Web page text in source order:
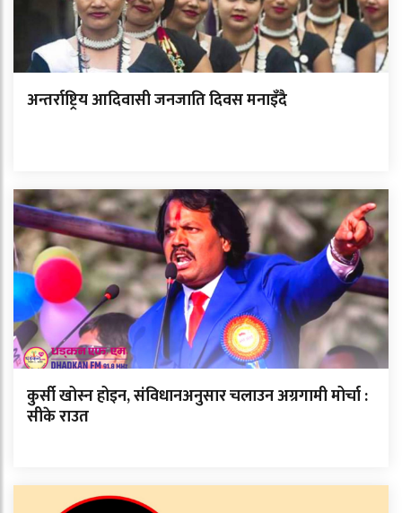
अन्तर्राष्ट्रिय आदिवासी जनजाति दिवस मनाइँदै
कुर्सी खोस्न होइन, संविधानअनुसार चलाउन अग्रगामी मोर्चा :
सीके राउत